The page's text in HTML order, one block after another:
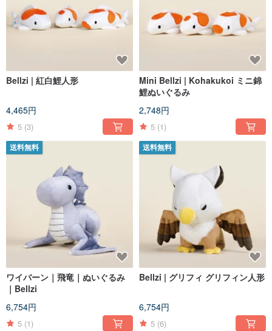
Bellzi | 紅白鯉人形
4,465円
5 (3)
Mini Bellzi | Kohakukoi ミニ錦
鯉ぬいぐるみ
2,748円
5 (1)
送料無料
ワイバーン｜飛竜｜ぬいぐるみ
｜Bellzi
6,754円
5 (1)
送料無料
Bellzi | グリフィ グリフィン人形
6,754円
5 (6)